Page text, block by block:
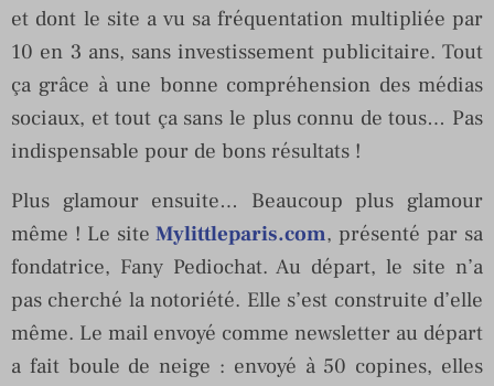
et dont le site a vu sa fréquentation multipliée par
10 en 3 ans, sans investissement publicitaire. Tout
ça grâce à une bonne compréhension des médias
sociaux, et tout ça sans le plus connu de tous… Pas
indispensable pour de bons résultats !
Plus glamour ensuite… Beaucoup plus glamour
même ! Le siteMylittleparis.com, présenté par sa
fondatrice, Fany Pediochat. Au départ, le site n’a
pas cherché la notoriété. Elle s’est construite d’elle
même. Le mail envoyé comme newsletter au départ
a fait boule de neige : envoyé à 50 copines, elles